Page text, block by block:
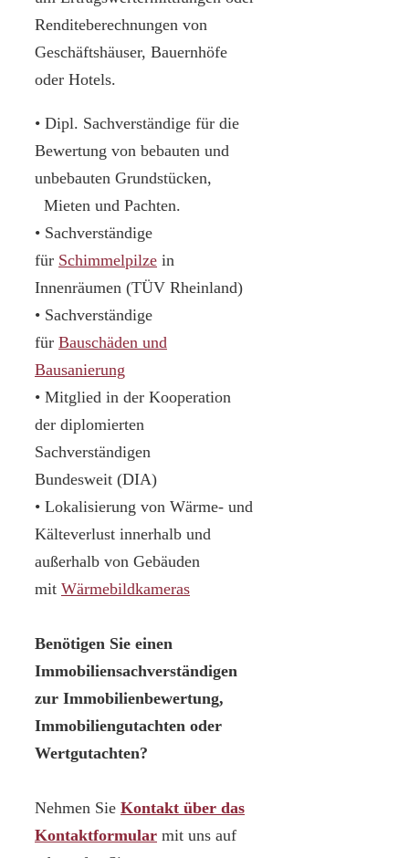
Renditeberechnungen von
Geschäftshäuser, Bauernhöfe
oder Hotels.
• Dipl. Sachverständige für die
Bewertung von bebauten und
unbebauten Grundstücken,
Mieten und Pachten.
• Sachverständige
für Schimmelpilze in
Innenräumen (TÜV Rheinland)
• Sachverständige
für Bauschäden und
Bausanierung
• Mitglied in der Kooperation
der diplomierten
Sachverständigen
Bundesweit (DIA)
• Lokalisierung von Wärme- und
Kälteverlust innerhalb und
außerhalb von Gebäuden
mit Wärmebildkameras
Benötigen Sie einen
Immobiliensachverständigen
zur Immobilienbewertung,
Immobiliengutachten oder
Wertgutachten?
Nehmen Sie Kontakt über das
Kontaktformular mit uns auf